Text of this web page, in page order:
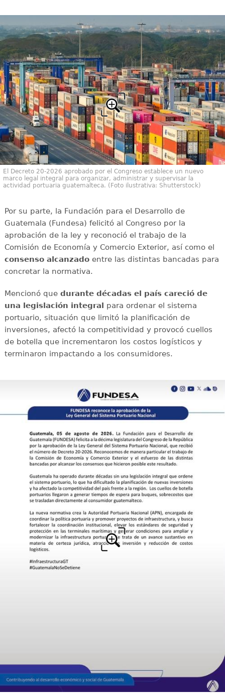
El Decreto 20-2026 aprobado por el Congreso establece un nuevo
marco legal integral para organizar, administrar y supervisar la
actividad portuaria guatemalteca. (Foto ilustrativa: Shutterstock)
Por su parte, la Fundación para el Desarrollo de
Guatemala (Fundesa) felicitó al Congreso por la
aprobación de la ley y reconoció el trabajo de la
Comisión de Economía y Comercio Exterior, así como el
consenso alcanzadoentre las distintas bancadas para
concretar la normativa.
Mencionó que durante décadas el país careció de
una legislación integral para ordenar el sistema
portuario, situación que limitó la planificación de
inversiones, afectó la competitividad y provocó cuellos
de botella que incrementaron los costos logísticos y
terminaron impactando a los consumidores.